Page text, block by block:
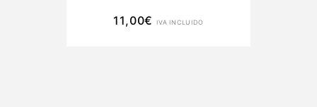
11,00€ IVA INCLUIDO